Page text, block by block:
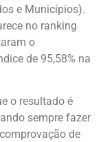
e Municípios).
no ranking
o
de 95,58% na
o resultado é
sempre fazer
de